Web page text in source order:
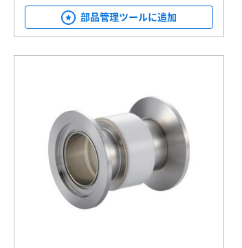
部品管理ツールに追加